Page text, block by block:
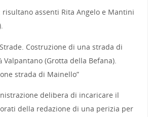
risultano assenti Rita Angelo e Mantini
Costruzione di una strada di
Valpantano (Grotta della Befana).
strada di Mainello”
delibera di incaricare il
della redazione di una perizia per